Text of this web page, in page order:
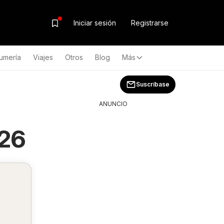
Iniciar sesión Registrarse
Viajes Otros Blog Más
Suscríbase
ANUNCIO